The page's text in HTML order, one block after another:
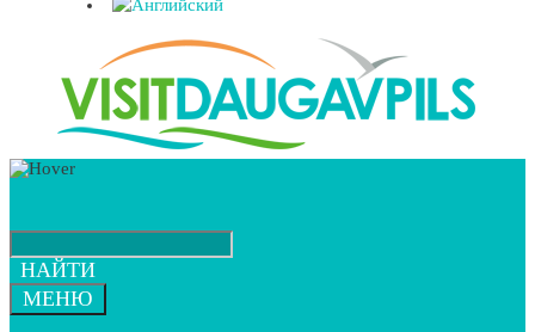
НАЙТИ
МЕНЮ